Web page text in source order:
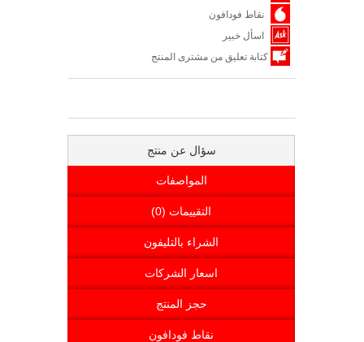
نقاط فودافون
اسأل خبير
كتابة تعليق من مشترى المنتج
سؤال عن منتج
المواصفات
التقييمات (0)
الشراء بالتليفون
اسعار الشركات
حجز المنتج
نقاط فودافون